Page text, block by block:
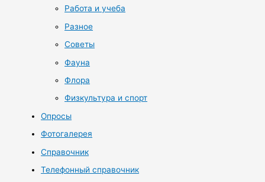
Работа и учеба
Разное
Советы
Фауна
Флора
Физкультура и спорт
Опросы
Фотогалерея
Справочник
Телефонный справочник